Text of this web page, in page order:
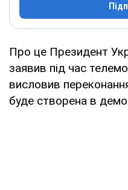
Про це Президент
заявив під час
висловив
буде створена в